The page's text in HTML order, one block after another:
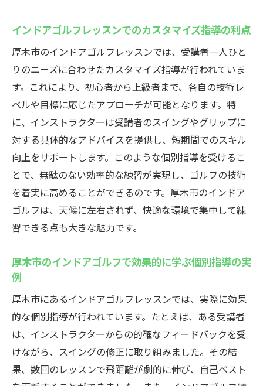
インドアゴルフレッスンでのカスタマイズ指導の利点
厚木市のインドアゴルフレッスンでは、受講者一人ひと
りのニーズに合わせたカスタマイズ指導が行われていま
す。これにより、初心者から上級者まで、各自の技術レ
ベルや目標に応じたアプローチが可能となります。特
に、インストラクターは受講者のスイングやグリップに
対する具体的なアドバイスを提供し、短期間でのスキル
向上をサポートします。このような個別指導を受けるこ
とで、無駄のない効率的な練習が実現し、ゴルフの技術
を着実に高めることができるのです。厚木市のインドア
ゴルフは、天候に左右されず、快適な環境で集中して練
習できる点も大きな魅力です。
厚木市のインドアゴルフで効果的に学ぶ個別指導の実
例
厚木市にあるインドアゴルフレッスンでは、実際に効果
的な個別指導が行われています。たとえば、ある受講者
は、インストラクターからの的確なフィードバックを受
けながら、スイングの修正に取り組みました。その結
果、数回のレッスンで飛距離が劇的に伸び、自己ベスト